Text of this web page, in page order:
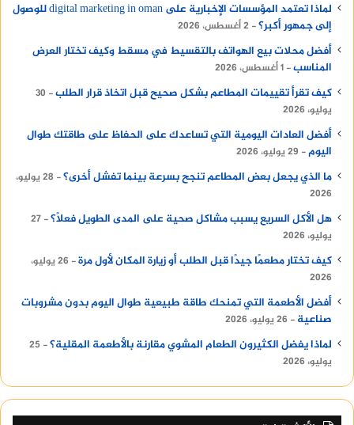
لماذا تعتمد المؤسسات الإخبارية على digital marketing in oman للوصول
إلى جمهور أكبر؟ 2 أغسطس، 2026
أفضل محلات بيع الهواتف بالتقسيط في مسقط وكيف تختار العرض
المناسب 1 أغسطس، 2026
كيف تقرأ تقييمات المطاعم بشكل صحيح قبل اتخاذ قرار الطلب
30
يوليو، 2026
أفضل العادات اليومية التي تساعدك على الحفاظ على طاقتك طوال
اليوم
29 يوليو، 2026
ما الذي يجعل بعض المطاعم تنجح بسرعة بينما تفشل أخرى؟
28 يوليو،
2026
هل الأكل السريع يسبب مشاكل صحية على المدى الطويل فعلًا؟ 27
يوليو، 2026
كيف تختار مطعمًا جيدًا قبل الطلب أو زيارة المكان لأول مرة
26 يوليو،
2026
أفضل الأطعمة التي تمنحك طاقة طبيعية طوال اليوم بدون مشروبات
صناعية
26 يوليو، 2026
لماذا يفضل الكثيرون الطعام المشوي مقارنة بالأطعمة المقلية؟
25
يوليو، 2026